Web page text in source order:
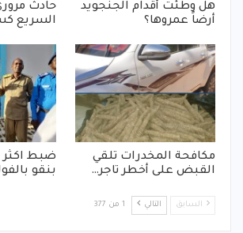
هل وطئت أقدام الجنجويد
أرضاً عمروها؟
حادث
السريع
مكافحة المخدرات تلقي
القبض على أخطر تاجر…
بنقو
السابق التالي 1 من 377